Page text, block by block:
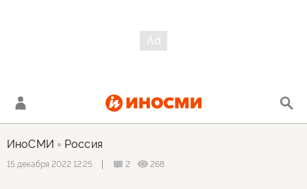
ИноСМИ Россия
15 декабря 2022 12:25 2 268